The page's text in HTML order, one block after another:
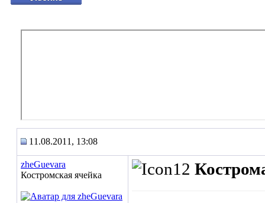
11.08.2011, 13:08
zheGuevara
Костромская ячейка